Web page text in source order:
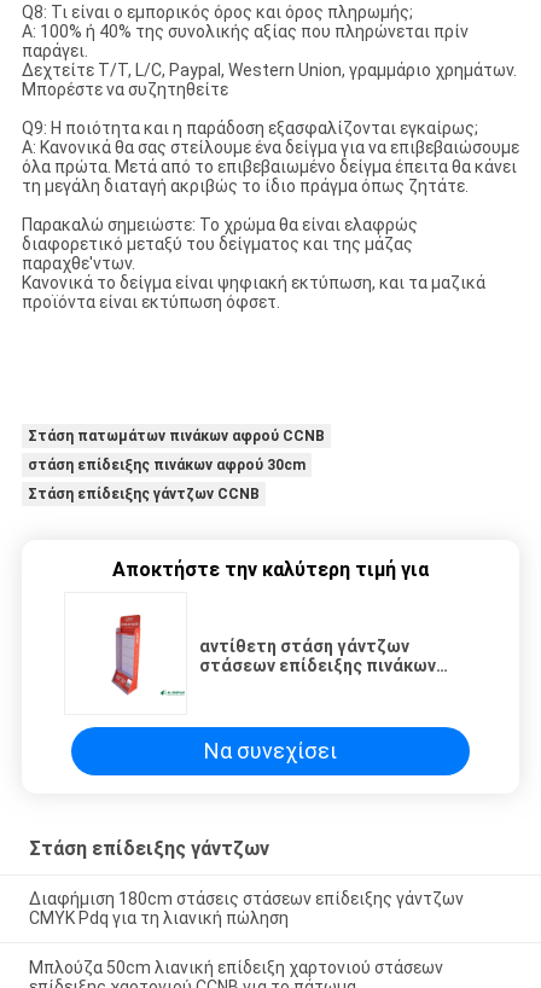
Q8: Τι είναι ο εμπορικός όρος και όρος πληρωμής;
Α: 100% ή 40% της συνολικής αξίας που πληρώνεται πρίν
παράγει.
Δεχτείτε T/T, L/C, Paypal, Western Union, γραμμάριο χρημάτων.
Μπορέστε να συζητηθείτε
Q9: Η ποιότητα και η παράδοση εξασφαλίζονται εγκαίρως;
Α: Κανονικά θα σας στείλουμε ένα δείγμα για να επιβεβαιώσουμε
όλα πρώτα. Μετά από το επιβεβαιωμένο δείγμα έπειτα θα κάνει
τη μεγάλη διαταγή ακριβώς το ίδιο πράγμα όπως ζητάτε.
Παρακαλώ σημειώστε: Το χρώμα θα είναι ελαφρώς
διαφορετικό μεταξύ του δείγματος και της μάζας
παραχθε'ντων.
Κανονικά το δείγμα είναι ψηφιακή εκτύπωση, και τα μαζικά
προϊόντα είναι εκτύπωση όφσετ.
Στάση πατωμάτων πινάκων αφρού CCNB
στάση επίδειξης πινάκων αφρού 30cm
Στάση επίδειξης γάντζων CCNB
Αποκτήστε την καλύτερη τιμή για
αντίθετη στάση γάντζων
στάσεων επίδειξης πινάκων
Να συνεχίσει
Στάση επίδειξης γάντζων
Διαφήμιση 180cm στάσεις στάσεων επίδειξης γάντζων
CMYK Pdq για τη λιανική πώληση
Μπλούζα 50cm λιανική επίδειξη χαρτονιού στάσεων